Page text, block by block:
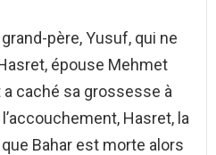
père, Yusuf, qui ne
épouse Mehmet
caché sa grossesse à
Hasret, la
Bahar est morte alors